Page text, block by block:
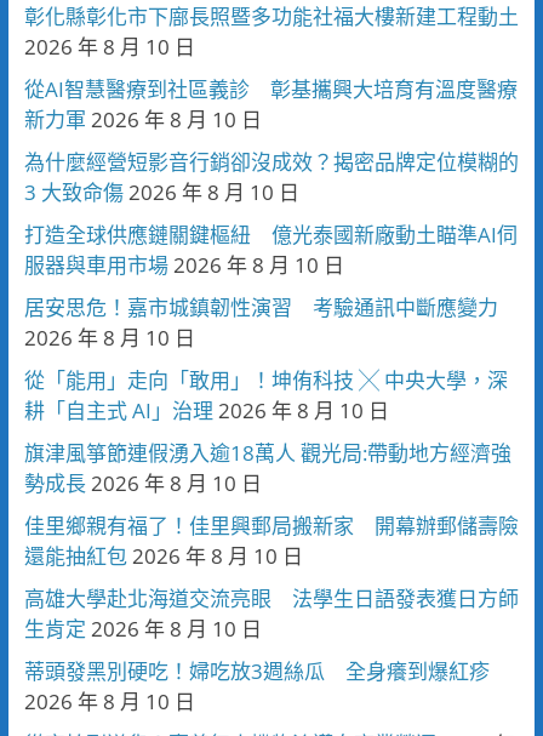
彰化縣彰化市下廍長照暨多功能社福大樓新建工程動土
2026 年 8 月 10 日
從AI智慧醫療到社區義診 彰基攜興大培育有溫度醫療
新力軍 2026 年 8 月 10 日
為什麼經營短影音行銷卻沒成效？揭密品牌定位模糊的
3 大致命傷2026 年 8 月 10 日
打造全球供應鏈關鍵樞紐 億光泰國新廠動土瞄準AI伺
服器與車用市場2026 年 8 月 10 日
居安思危！嘉市城鎮韌性演習 考驗通訊中斷應變力
2026 年 8 月 10 日
從「能用」走向「敢用」！坤侑科技 ╳ 中央大學，深
耕「自主式 AI」治理 2026 年 8 月 10 日
旗津風箏節連假湧入逾18萬人 觀光局:帶動地方經濟強
勢成長 2026 年 8 月 10 日
佳里鄉親有福了！佳里興郵局搬新家 開幕辦郵儲壽險
還能抽紅包2026 年 8 月 10 日
高雄大學赴北海道交流亮眼 法學生日語發表獲日方師
生肯定 2026 年 8 月 10 日
蒂頭發黑別硬吃！婦吃放3週絲瓜 全身癢到爆紅疹
2026 年 8 月 10 日